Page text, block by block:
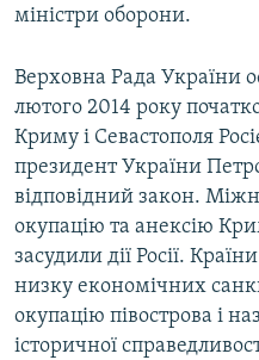
міністри оборони.
Верховна Рада України
лютого 2014 року
Криму і Севастополя
президент України
відповідний закон.
окупацію та анексію
засудили дії Росії.
низку економічних
окупацію півострова і
історичної